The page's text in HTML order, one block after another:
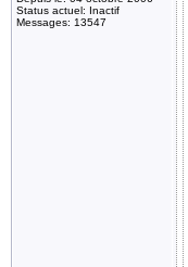
Status actuel: Inactif
Messages: 13547